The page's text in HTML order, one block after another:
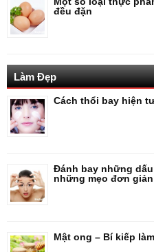
đều đặn
Làm Đẹp
Cách thổi bay hiện
Đánh bay những
những mẹo đơn giản
Mật ong – Bí kiếp